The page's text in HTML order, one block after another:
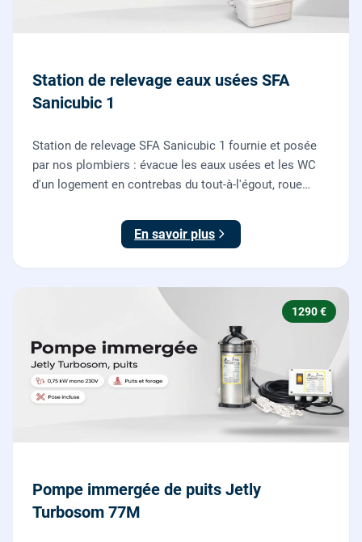
Station de relevage eaux usées SFA
Sanicubic 1
Station de relevage SFA Sanicubic 1 fournie et posée
par nos plombiers : évacue les eaux usées et les WC
d'un logement en contrebas du tout-à-l'égout, roue
En savoir plus
1290 €
Pompe immergée de puits Jetly
Turbosom 77M